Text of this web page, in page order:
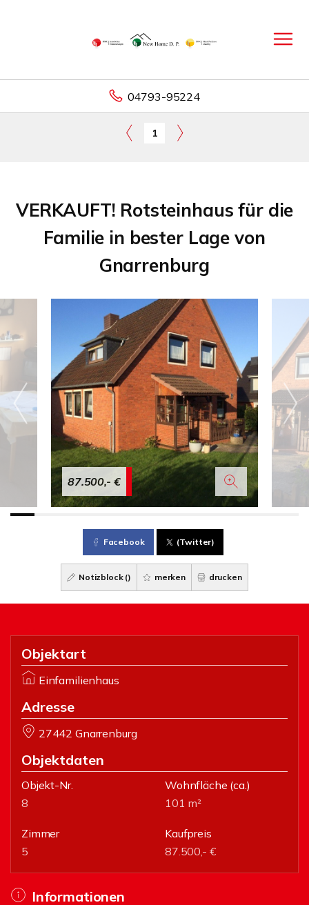
04793-95224
1
VERKAUFT! Rotsteinhaus für die
Familie in bester Lage von
Gnarrenburg
87.500,- €
Facebook (Twitter)
Notizblock () merken drucken
Objektart
Einfamilienhaus
Adresse
27442 Gnarrenburg
Objektdaten
Objekt-Nr.
8
Wohnfläche (ca.)
101 m²
Zimmer
5
Kaufpreis
87.500,- €
Informationen